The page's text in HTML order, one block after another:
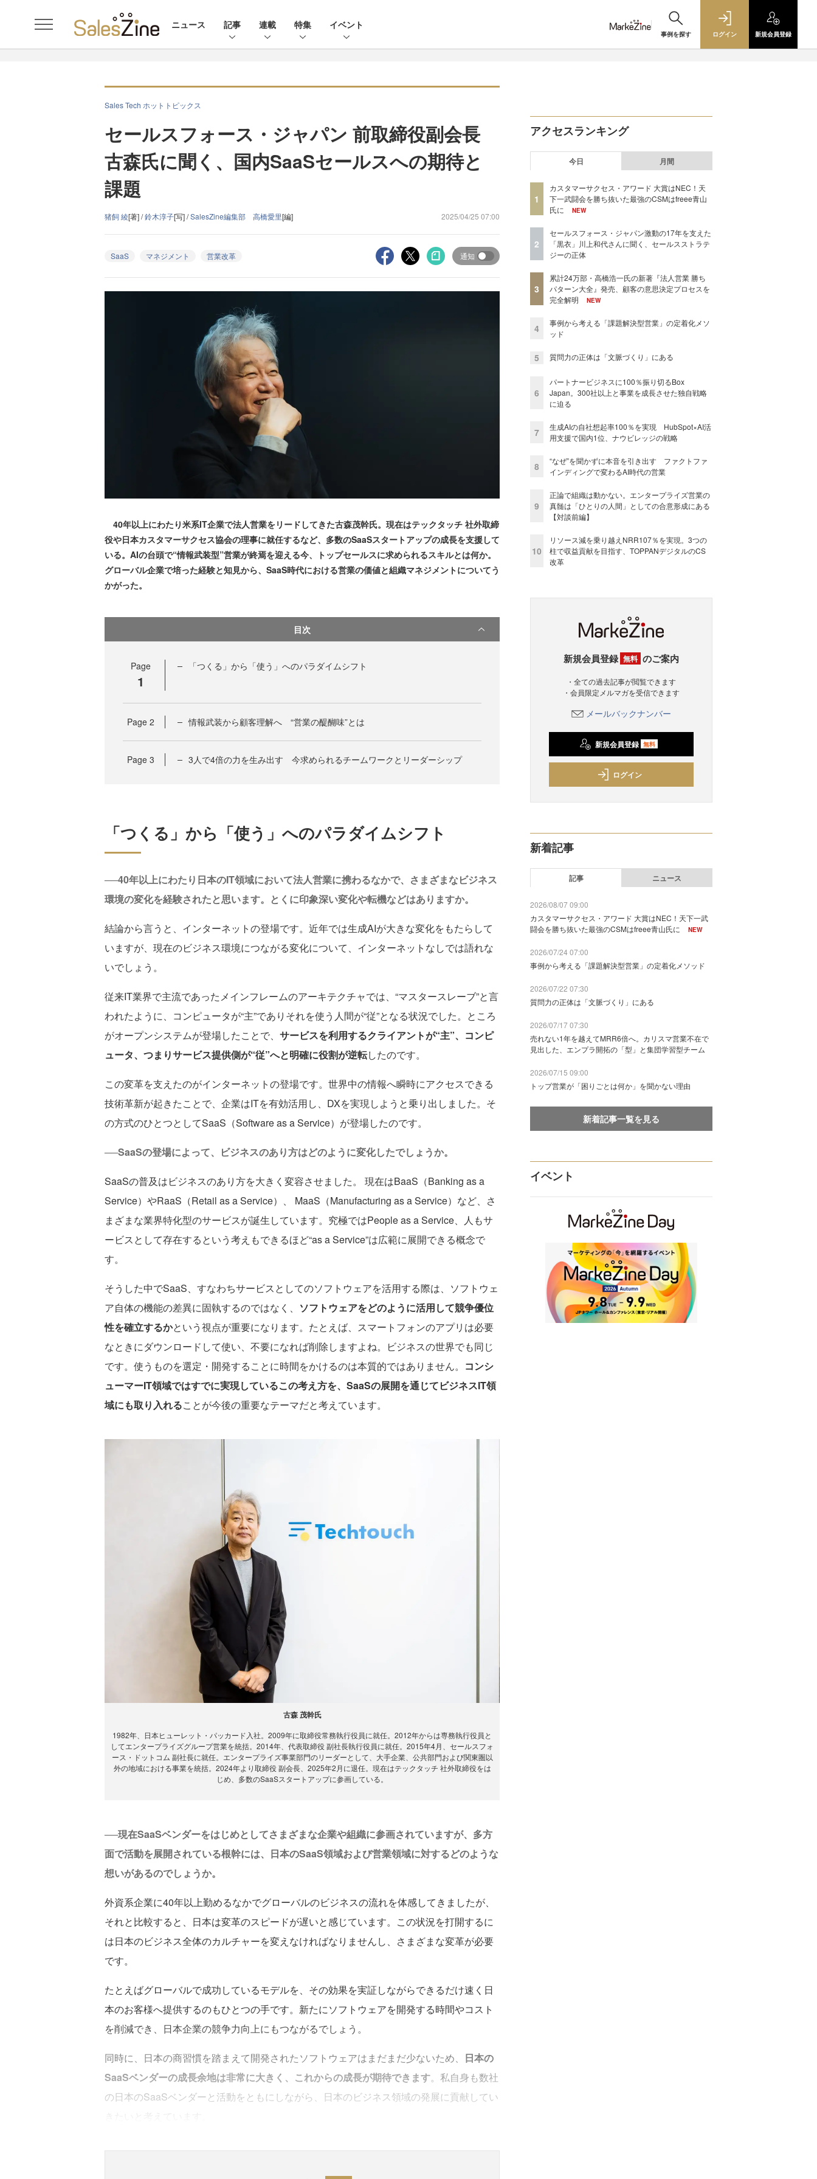
ニュース 記事 連載 特集 イベント
事例を探す ログイン 新規会員登録
Sales Tech ホットトピックス
セールスフォース・ジャパン 前取締役副会長
古森氏に聞く、国内SaaSセールスへの期待と
課題
猪飼 綾[著] /鈴木淳子[写] /SalesZine編集部 高橋愛里[編] 2025/04/25 07:00
SaaS マネジメント 営業改革 通知
40年以上にわたり米系IT企業で法人営業をリードしてきた古森茂幹氏。現在はテックタッチ 社外取締
役や日本カスタマーサクセス協会の理事に就任するなど、多数のSaaSスタートアップの成長を支援して
いる。AIの台頭で“情報武装型”営業が終焉を迎える今、トップセールスに求められるスキルとは何か。
グローバル企業で培った経験と知見から、SaaS時代における営業の価値と組織マネジメントについてう
かがった。
目次
Page
1
「つくる」から「使う」へのパラダイムシフト
Page 2 情報武装から顧客理解へ “営業の醍醐味”とは
Page 3 3人で4倍の力を生み出す 今求められるチームワークとリーダーシップ
「つくる」から「使う」へのパラダイムシフト
──40年以上にわたり日本のIT領域において法人営業に携わるなかで、さまざまなビジネス
環境の変化を経験されたと思います。とくに印象深い変化や転機などはありますか。
結論から言うと、インターネットの登場です。近年では生成AIが大きな変化をもたらして
いますが、現在のビジネス環境につながる変化について、インターネットなしでは語れな
いでしょう。
従来IT業界で主流であったメインフレームのアーキテクチャでは、“マスタースレーブ”と言
われたように、コンピュータが“主”でありそれを使う人間が“従”となる状況でした。ところ
がオープンシステムが登場したことで、 サービスを利用するクライアントが“主”、コンピ
ュータ、つまりサービス提供側が“従”へと明確に役割が逆転したのです。
この変革を支えたのがインターネットの登場です。世界中の情報へ瞬時にアクセスできる
技術革新が起きたことで、企業はITを有効活用し、DXを実現しようと乗り出しました。そ
の方式のひとつとしてSaaS（Software as a Service）が登場したのです。
──SaaSの登場によって、ビジネスのあり方はどのように変化したでしょうか。
SaaSの普及はビジネスのあり方を大きく変容させました。 現在はBaaS（Banking as a
Service）やRaaS（Retail as a Service）、 MaaS（Manufacturing as a Service）など、さ
まざまな業界特化型のサービスが誕生しています。究極ではPeople as a Service、人もサ
ービスとして存在するという考えもできるほど“as a Service”は広範に展開できる概念で
す。
そうした中でSaaS、すなわちサービスとしてのソフトウェアを活用する際は、ソフトウェ
ア自体の機能の差異に固執するのではなく、 ソフトウェアをどのように活用して競争優位
性を確立するかという視点が重要になります。たとえば、スマートフォンのアプリは必要
なときにダウンロードして使い、不要になれば削除しますよね。ビジネスの世界でも同じ
です。使うものを選定・開発することに時間をかけるのは本質的ではありません。 コンシ
ューマーIT領域ではすでに実現しているこの考え方を、SaaSの展開を通じてビジネスIT領
域にも取り入れることが今後の重要なテーマだと考えています。
古森 茂幹氏
1982年、日本ヒューレット・パッカード入社。2009年に取締役常務執行役員に就任。2012年からは専務執行役員と
してエンタープライズグループ営業を統括。2014年、代表取締役 副社長執行役員に就任。2015年4月、セールスフォ
ース・ドットコム 副社長に就任。エンタープライズ事業部門のリーダーとして、大手企業、公共部門および関東圏以
外の地域における事業を統括。2024年より取締役 副会長、2025年2月に退任。現在はテックタッチ 社外取締役をは
じめ、多数のSaaSスタートアップに参画している。
──現在SaaSベンダーをはじめとしてさまざまな企業や組織に参画されていますが、多方
面で活動を展開されている根幹には、日本のSaaS領域および営業領域に対するどのような
想いがあるのでしょうか。
外資系企業に40年以上勤めるなかでグローバルのビジネスの流れを体感してきましたが、
それと比較すると、日本は変革のスピードが遅いと感じています。この状況を打開するに
は日本のビジネス全体のカルチャーを変えなければなりませんし、さまざまな変革が必要
です。
たとえばグローバルで成功しているモデルを、その効果を実証しながらできるだけ速く日
本のお客様へ提供するのもひとつの手です。新たにソフトウェアを開発する時間やコスト
を削減でき、日本企業の競争力向上にもつながるでしょう。
同時に、日本の商習慣を踏まえて開発されたソフトウェアはまだまだ少ないため、 日本の
SaaSベンダーの成長余地は非常に大きく、これからの成長が期待できます。私自身も数社
の日本のSaaSベンダーと活動をともにしながら、日本のビジネス領域の発展に貢献してい
アクセスランキング
今日 月間
1
カスタマーサクセス・アワード 大賞はNEC！天
下一武闘会を勝ち抜いた最強のCSMはfreee青山
氏に
NEW
2
セールスフォース・ジャパン激動の17年を支えた
「黒衣」川上和代さんに聞く、セールスストラテ
ジーの正体
3
累計24万部・高橋浩一氏の新著『法人営業 勝ち
パターン大全』発売、顧客の意思決定プロセスを
完全解明
NEW
4
事例から考える「課題解決型営業」の定着化メソ
ッド
5 質問力の正体は「文脈づくり」にある
6
パートナービジネスに100％振り切るBox
Japan。300社以上と事業を成長させた独自戦略
に迫る
7
生成AIの自社想起率100％を実現 HubSpot×AI活
用支援で国内1位、ナウビレッジの戦略
8
“なぜ”を聞かずに本音を引き出す ファクトファ
インディングで変わるAI時代の営業
9
正論で組織は動かない。エンタープライズ営業の
真髄は「ひとりの人間」としての合意形成にある
【対談前編】
10
リソース減を乗り越えNRR107％を実現。3つの
柱で収益貢献を目指す、TOPPANデジタルのCS
改革
新規会員登録 無料 のご案内
・全ての過去記事が閲覧できます
・会員限定メルマガを受信できます
メールバックナンバー
新規会員登録 無料
ログイン
新着記事
記事 ニュース
2026/08/07 09:00
カスタマーサクセス・アワード 大賞はNEC！天下一武
闘会を勝ち抜いた最強のCSMはfreee青山氏に
NEW
2026/07/24 07:00
事例から考える「課題解決型営業」の定着化メソッド
2026/07/22 07:30
質問力の正体は「文脈づくり」にある
2026/07/17 07:30
売れない1年を越えてMRR6倍へ。カリスマ営業不在で
見出した、エンプラ開拓の「型」と集団学習型チーム
2026/07/15 09:00
トップ営業が「困りごとは何か」を聞かない理由
新着記事一覧を見る
イベント